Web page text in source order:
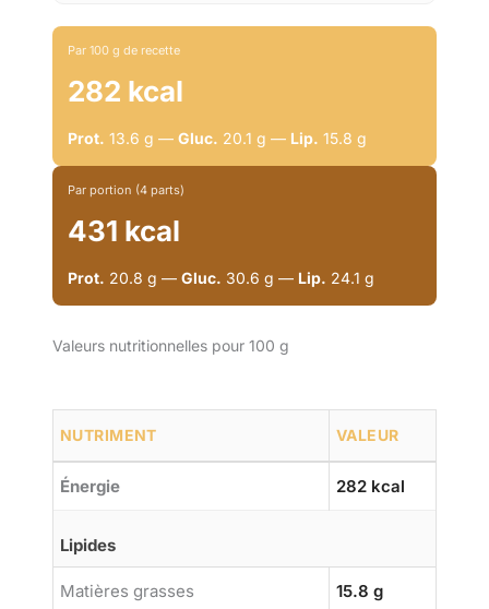
Par 100 g de recette
282 kcal
Prot. 13.6 g — Gluc. 20.1 g — Lip. 15.8 g
Par portion (4 parts)
431 kcal
Prot. 20.8 g — Gluc. 30.6 g — Lip. 24.1 g
Valeurs nutritionnelles pour 100 g
NUTRIMENT VALEUR
Énergie 282 kcal
Lipides
Matières grasses 15.8 g